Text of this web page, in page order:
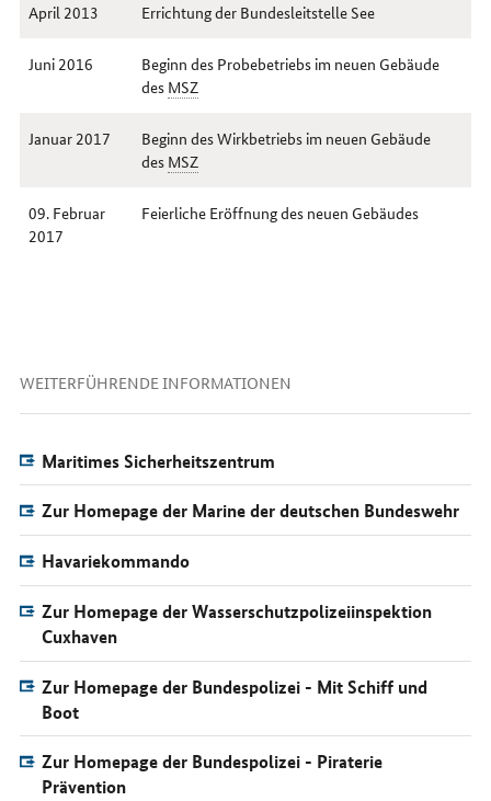
April 2013 Errichtung der Bundesleitstelle See
Juni 2016
Beginn des Probebetriebs im neuen Gebäude
des MSZ
Januar 2017
Beginn des Wirkbetriebs im neuen Gebäude
des MSZ
09. Februar
2017
Feierliche Eröffnung des neuen Gebäudes
WEITERFÜHRENDE INFORMATIONEN
Maritimes Sicherheitszentrum
Zur Homepage der Marine der deutschen Bundeswehr
Havariekommando
Zur Homepage der Wasserschutzpolizeiinspektion
Cuxhaven
Zur Homepage der Bundespolizei - Mit Schiff und
Boot
Zur Homepage der Bundespolizei - Piraterie
Prävention